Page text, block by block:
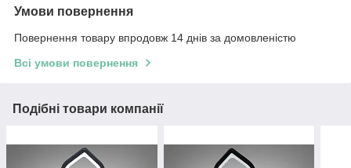
Умови повернення
Повернення товару впродовж 14 днів за домовленістю
Всі умови повернення
Подібні товари компанії